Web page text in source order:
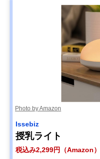
Photo by Amazon
Issebiz
授乳ライト
税込み2,299円（Amazon）